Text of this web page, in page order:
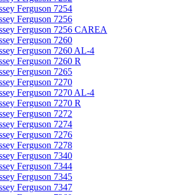
Ferguson 7254
Ferguson 7256
Ferguson 7256 CAREA
Ferguson 7260
Ferguson 7260 AL-4
Ferguson 7260 R
Ferguson 7265
Ferguson 7270
Ferguson 7270 AL-4
Ferguson 7270 R
Ferguson 7272
Ferguson 7274
Ferguson 7276
Ferguson 7278
Ferguson 7340
Ferguson 7344
Ferguson 7345
Ferguson 7347